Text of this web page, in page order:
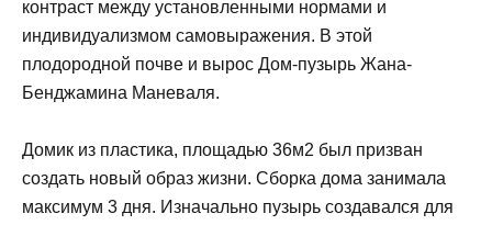
контраст между установленными нормами и
индивидуализмом самовыражения. В этой
плодородной почве и вырос Дом-пузырь Жана-
Бенджамина Маневаля.
Домик из пластика, площадью 36м2 был призван
создать новый образ жизни. Сборка дома занимала
максимум 3 дня. Изначально пузырь создавался для